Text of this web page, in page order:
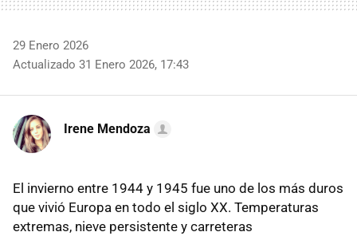
29 Enero 2026
Actualizado 31 Enero 2026, 17:43
Irene Mendoza
El invierno entre 1944 y 1945 fue uno de los más duros
que vivió Europa en todo el siglo XX. Temperaturas
extremas, nieve persistente y carreteras